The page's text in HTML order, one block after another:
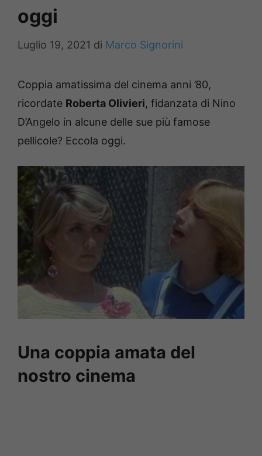
oggi
Luglio 19, 2021 di Marco Signorini
Coppia amatissima del cinema anni ’80,
ricordate Roberta Olivieri, fidanzata di Nino
D’Angelo in alcune delle sue più famose
pellicole? Eccola oggi.
Una coppia amata del
nostro cinema